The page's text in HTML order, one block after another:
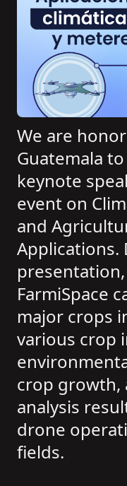
We are
Guatemala
keynote
event on
and
Applications.
FarmiSpace
major crops
various crop
crop growth,
analysis
drone
fields.